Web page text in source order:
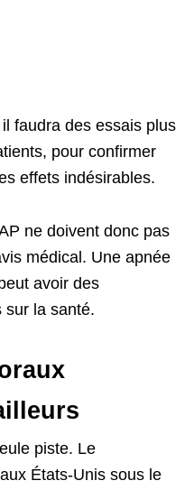
faudra des essais plus
pour confirmer
effets indésirables.
ne doivent donc pas
médical. Une apnée
avoir des
sur la santé.
piste. Le
États-Unis sous le